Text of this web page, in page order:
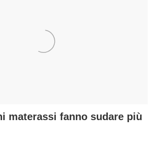
materassi fanno sudare più